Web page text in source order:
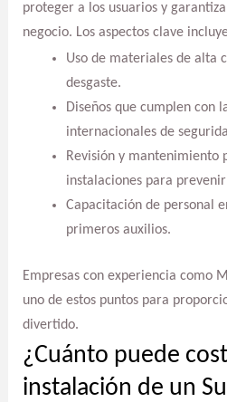
proteger a los usuarios y
negocio. Los aspectos clave
Uso de materiales de alta
desgaste.
Diseños que cumplen con
internacionales de
Revisión y mantenimiento
instalaciones para
Capacitación de personal
primeros auxilios.
Empresas con experiencia como
uno de estos puntos para
divertido.
¿Cuánto puede
instalación de un